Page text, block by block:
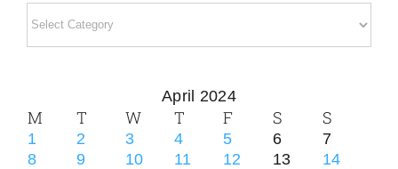
April 2024
M T W T F S S
1 2 3 4 5 6
7
8
9 10 11 12 13
14